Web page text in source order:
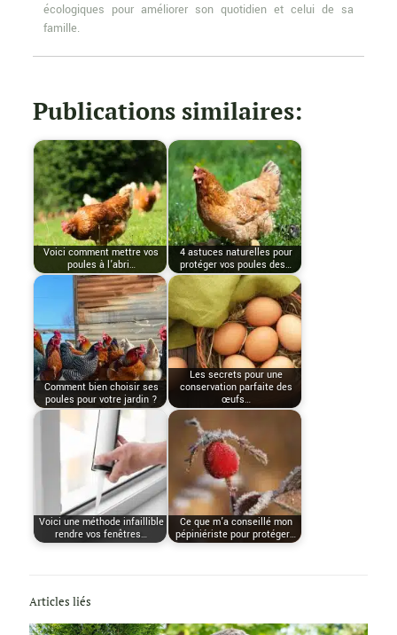
écologiques pour améliorer son quotidien et celui de sa
famille.
Publications similaires:
Voici comment mettre vos
poules à l’abri…
4 astuces naturelles pour
protéger vos poules des…
Comment bien choisir ses
poules pour votre jardin ?
Les secrets pour une
conservation parfaite des
œufs…
Voici une méthode infaillible
rendre vos fenêtres…
Ce que m’a conseillé mon
pépiniériste pour protéger…
Articles liés